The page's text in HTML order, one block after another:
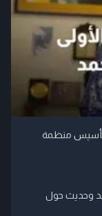
تأسيس منظمة
وحديث حول